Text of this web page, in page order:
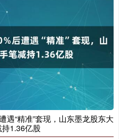
遇“精准”套现，山东墨龙股东大
1.36亿股